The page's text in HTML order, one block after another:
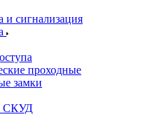
и сигнализация
проходные
замки
СКУД